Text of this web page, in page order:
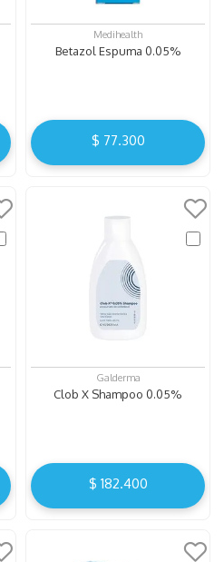
Medihealth
Betazol Espuma 0.05%
$ 77.300
Galderma
Clob X Shampoo 0.05%
$ 182.400